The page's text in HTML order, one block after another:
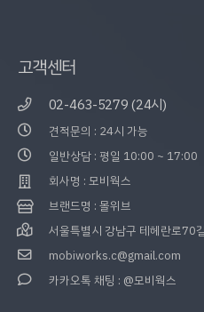
고객센터
02-463-5279 (24시)
견적문의 : 24시 가능
일반상담 : 평일 10:00 ~ 17:00
회사명 : 모비웍스
브랜드명 : 몰위브
서울특별시 강남구 테헤란로70
mobiworks.c@gmail.com
카카오톡 채팅 : @모비웍스